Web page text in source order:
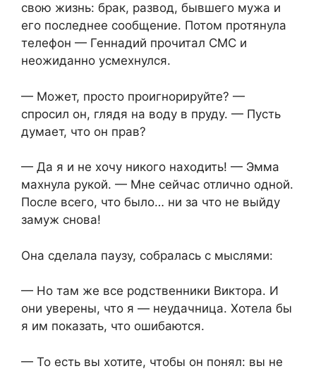
свою жизнь: брак, развод, бывшего мужа и
его последнее сообщение. Потом протянула
телефон — Геннадий прочитал СМС и
неожиданно усмехнулся.
— Может, просто проигнорируйте? —
спросил он, глядя на воду в пруду. — Пусть
думает, что он прав?
— Да я и не хочу никого находить! — Эмма
махнула рукой. — Мне сейчас отлично одной.
После всего, что было… ни за что не выйду
замуж снова!
Она сделала паузу, собралась с мыслями:
— Но там же все родственники Виктора. И
они уверены, что я — неудачница. Хотела бы
я им показать, что ошибаются.
— То есть вы хотите, чтобы он понял: вы не